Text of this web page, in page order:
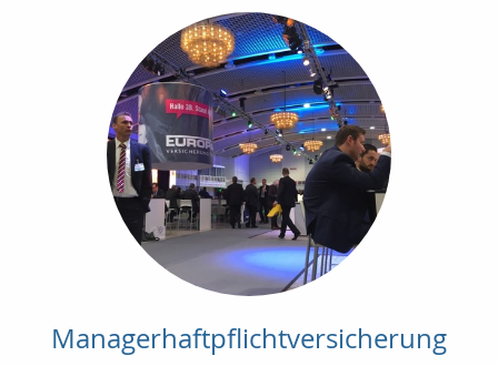
Managerhaftpflichtversicherung